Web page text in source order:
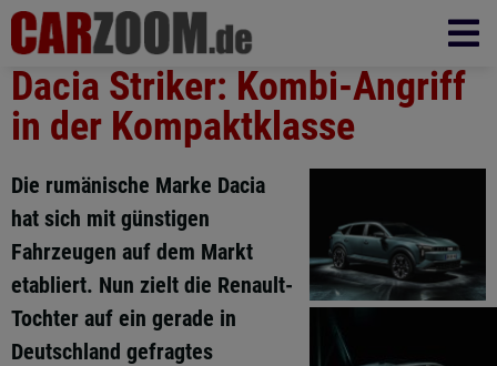
Dacia Striker: Kombi-Angriff
in der Kompaktklasse
Die rumänische Marke Dacia
hat sich mit günstigen
Fahrzeugen auf dem Markt
etabliert. Nun zielt die Renault-
Tochter auf ein gerade in
Deutschland gefragtes